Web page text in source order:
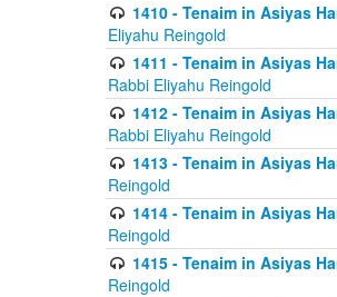
1410 - Tenaim in Asiyas
Eliyahu Reingold
1411 - Tenaim in Asiyas
Rabbi Eliyahu Reingold
1412 - Tenaim in Asiyas
Rabbi Eliyahu Reingold
1413 - Tenaim in Asiyas
Reingold
1414 - Tenaim in Asiyas
Reingold
1415 - Tenaim in Asiyas
Reingold